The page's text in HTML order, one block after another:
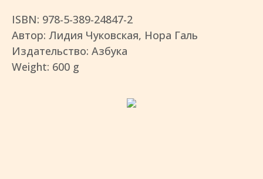
ISBN: 978-5-389-24847-2
Автор: Лидия Чуковская, Нора Галь
Издательство: Азбука
Weight: 600 g